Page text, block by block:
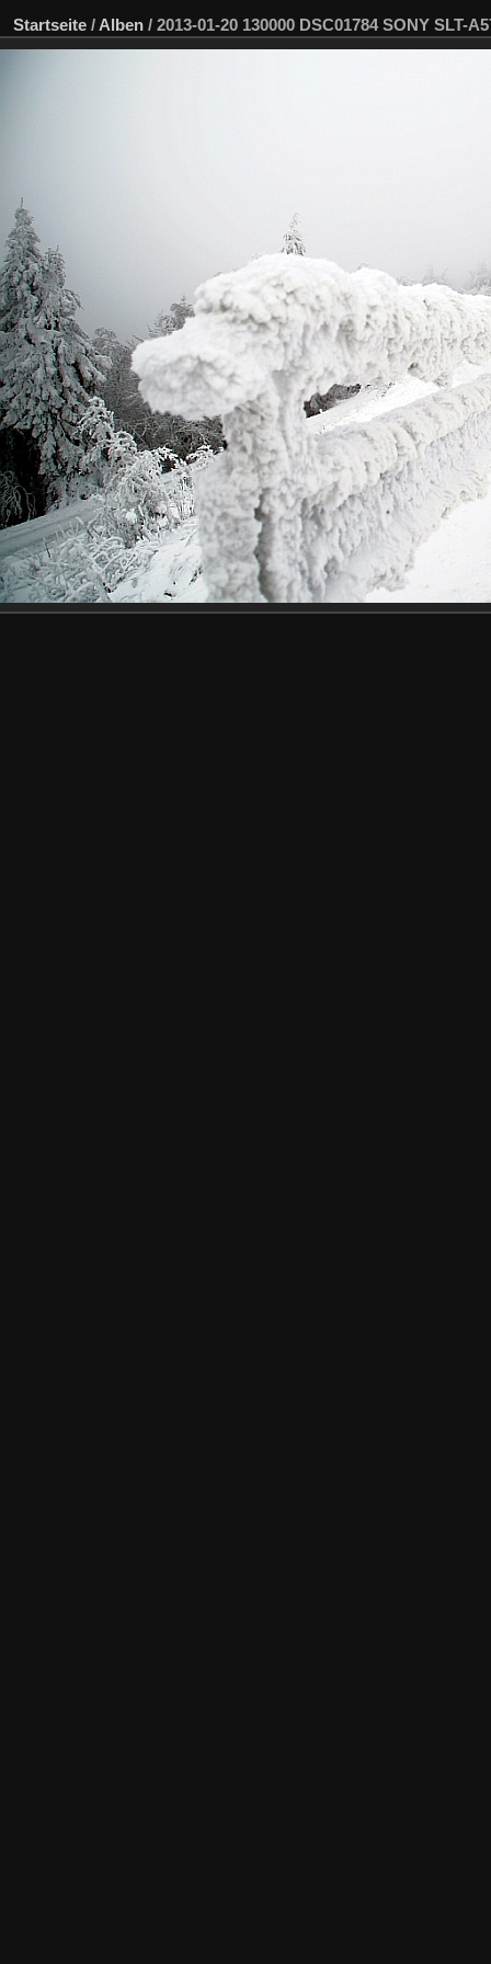
Startseite / Alben / 2013-01-20 130000 DSC01784 SONY SLT-